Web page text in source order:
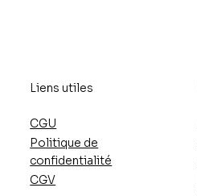
Liens utiles
CGU
CGV
Politique de
confidentialité